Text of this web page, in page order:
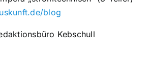
blog
Kebschull